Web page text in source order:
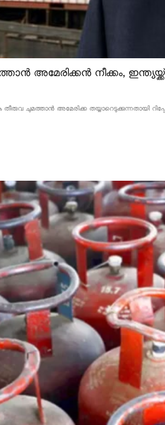
അമേരിക്കൻ നീക്കം,
ചുമത്താൻ അമേരിക്ക തയ്യാറെടുക്കുന്നതായി